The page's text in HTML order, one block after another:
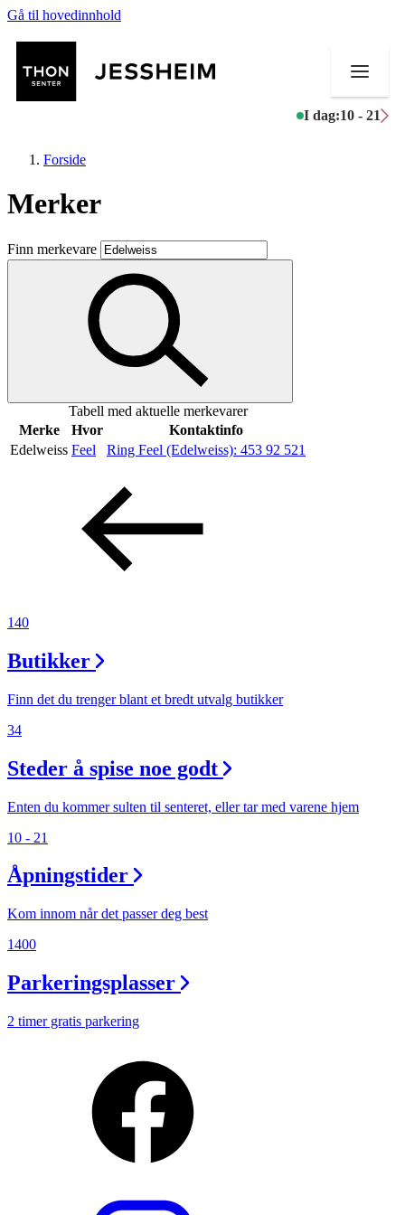
Gå til hovedinnhold
I dag:10 - 21
Butikker
Mat og drikke
Aktiviteter
Inspirasjon
Gavekort
Forside
Merker
Finn merkevare
Tabell med aktuelle merkevarer
Merke
Hvor
Kontaktinfo
Edelweiss Feel Ring Feel (Edelweiss): 453 92 521
140
Butikker
Finn det du trenger blant et bredt utvalg butikker
34
Steder å spise noe godt
Enten du kommer sulten til senteret, eller tar med varene hjem
10 - 21
Åpningstider
Kom innom når det passer deg best
1400
Parkeringsplasser
2 timer gratis parkering